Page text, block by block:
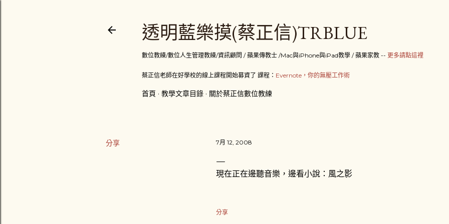
透明藍樂摸(蔡正信)TRBLUE
數位教練/數位人生管理教練/資訊顧問 / 蘋果傳教士 /Mac與iPhone與iPad教學 / 蘋果家教 -- 更多請點這裡
蔡正信老師在好學校的線上課程開始募資了 課程： Evernote，你的無壓工作術
首頁 教學文章目錄 關於蔡正信數位教練
分享 7月 12, 2008
現在正在邊聽音樂，邊看小說：風之影
分享